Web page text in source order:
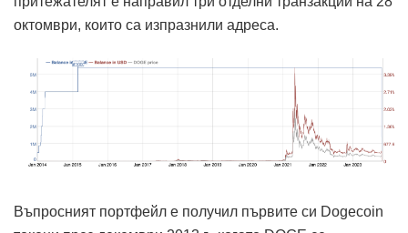
октомври, които са изпразнили адреса.
Въпросният портфейл е получил първите си Dogecoin